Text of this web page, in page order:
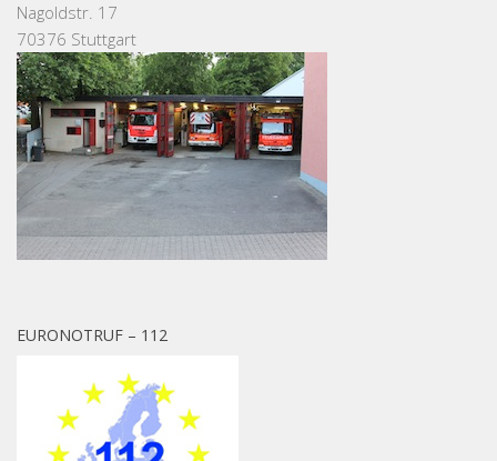
Nagoldstr. 17
70376 Stuttgart
EURONOTRUF – 112